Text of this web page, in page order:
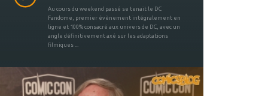
Au cours du weekend passé se tenait le DC
Fandome, premier évènement intégralement en
ligne et 100% consacré aux univers de DC, avec un
angle définitivement axé sur les adaptations
filmiques ...